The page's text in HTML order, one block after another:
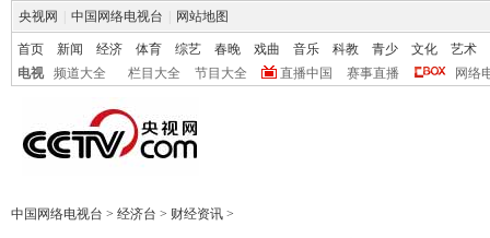
央视网 中国网络电视台 网站地图
首页 新闻 经济 体育 综艺 春晚 戏曲 音乐 科教 青少 文化
艺术
电视
频道大全 栏目大全 节目大全 直播中国 赛事直播 网络
中国网络电视台 > 经济台 > 财经资讯 >